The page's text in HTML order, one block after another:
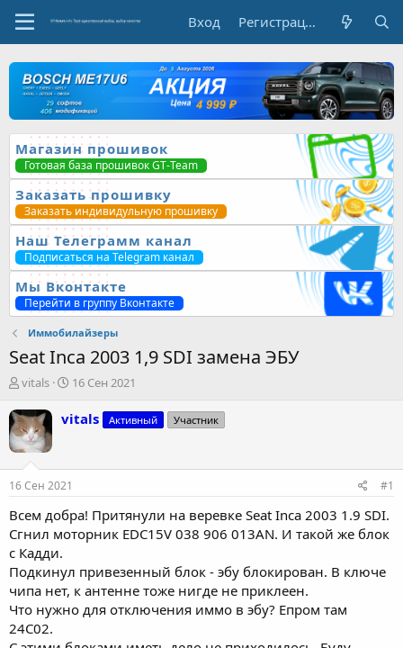
Вход Регистрация
Магазин прошивок
Готовая база прошивок GT-Team
Заказать прошивку
Заказать индивидульную прошивку
Наш Телеграмм канал
Подписаться на Telegram канал
Мы Вконтакте
Перейти в группу Вконтакте
Иммобилайзеры
Seat Inca 2003 1,9 SDI замена ЭБУ
А
т
о
р
е
м
ы
vitals
Д
т
л
а
16 Сен 2021
vitals Активный Участник
16 Сен 2021 #1
Всем добра! Притянули на веревке Seаt Inca 2003 1.9 SDI.
Сгнил моторник EDC15V 038 906 013AN. И такой же блок
с Кадди.
Подкинул привезенный блок - эбу блокирован. В ключе
чипа нет, к антенне тоже нигде не приклеен.
Что нужно для отключения иммо в эбу? Епром там
24С02.